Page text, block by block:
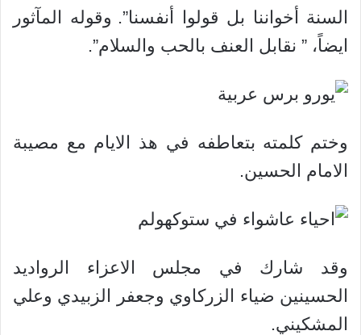
السنة أخواننا بل قولوا أنفسنا”. وقوله المآثور
ايضاً، ” نقابل العنف بالحب والسلام”.
وختم كلمته بتعاطفه في هذ الايام مع مصيبة
الامام الحسين.
وقد شارك في مجلس الاعزاء الرواديد
الحسينين ضياء الزركاوي وجعفر الزبيدي وعلي
المشكيني.